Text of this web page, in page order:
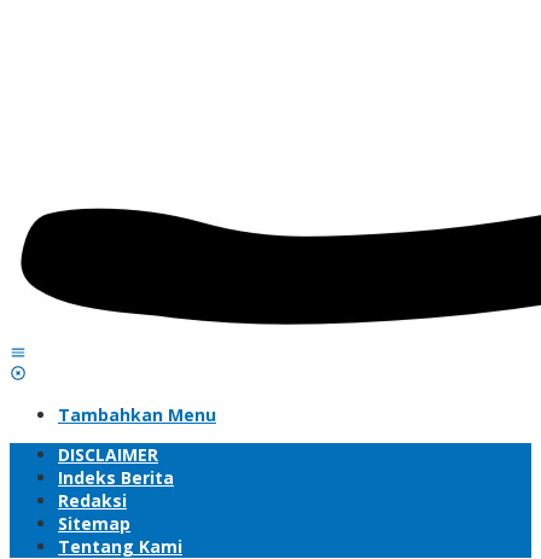
Tambahkan Menu
DISCLAIMER
Indeks Berita
Redaksi
Sitemap
Tentang Kami